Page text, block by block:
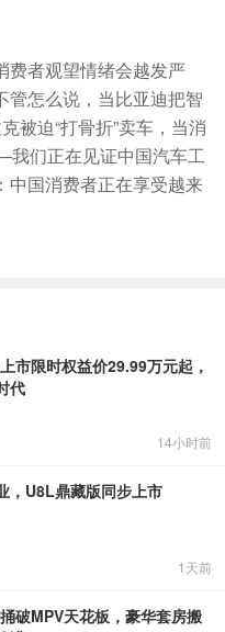
费者观望情绪会越发严
管怎么说，当比亚迪把智
被迫“打骨折”卖车，当消
们正在见证中国汽车工
中国消费者正在享受越来
市限时权益价29.99万元起，
代
14小时前
，U8L鼎藏版同步上市
1天前
破MPV天花板，豪华套房搬